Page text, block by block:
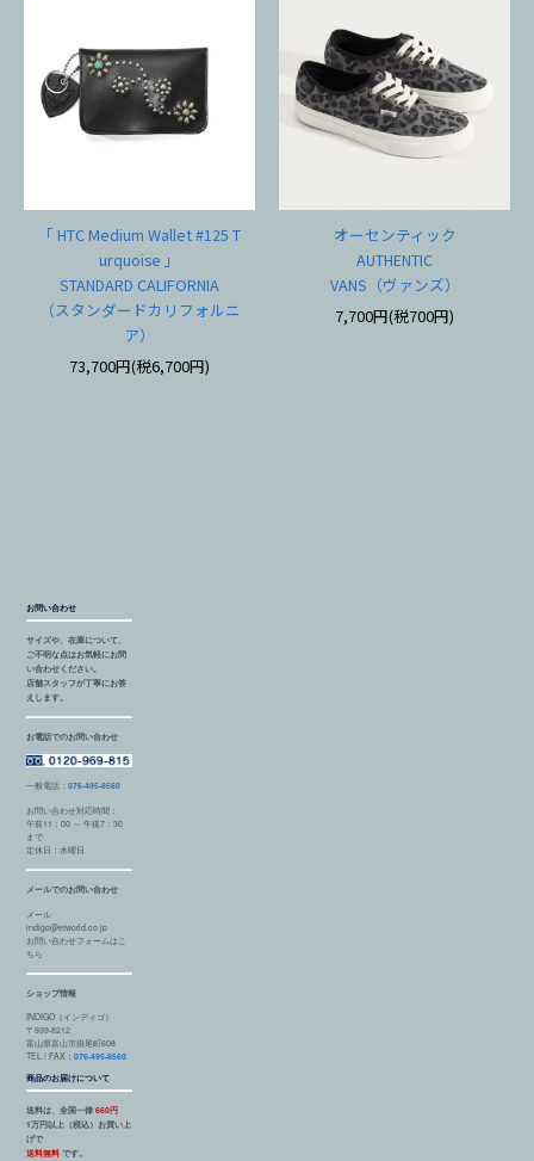
「 HTC Medium Wallet #125 T
urquoise 」
STANDARD CALIFORNIA
（スタンダードカリフォルニ
ア）
73,700円(税6,700円)
オーセンティック
AUTHENTIC
VANS（ヴァンズ）
7,700円(税700円)
お問い合わせ
サイズや、在庫について、
ご不明な点はお気軽にお問
い合わせください。
店舗スタッフが丁寧にお答
えします。
お電話でのお問い合わせ
一般電話：076-495-8560
お問い合わせ対応時間：
午前11：00 ～ 午後7：30
まで
定休日：水曜日
メールでのお問い合わせ
メール
indigo@etworld.co.jp
お問い合わせフォームはこ
ちら
ショップ情報
INDIGO（インディゴ）
〒939-8212
富山県富山市掛尾町608
TEL / FAX：076-495-8560
商品のお届けについて
送料は、全国一律660円
1万円以上（税込）お買い上
げで
送料無料 です。